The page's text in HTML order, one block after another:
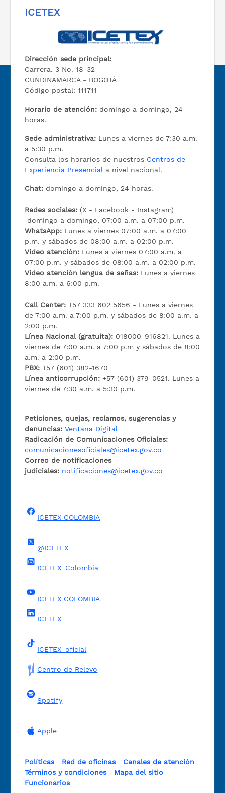
ICETEX
Dirección sede principal:
Carrera. 3 No. 18-32
CUNDINAMARCA - BOGOTÁ
Código postal: 111711
Horario de atención: domingo a domingo, 24
horas.
Sede administrativa: Lunes a viernes de 7:30 a.m.
a 5:30 p.m.
Consulta los horarios de nuestros Centros de
Experiencia Presencial a nivel nacional.
Chat: domingo a domingo, 24 horas.
Redes sociales: (X - Facebook - Instagram)
domingo a domingo, 07:00 a.m. a 07:00 p.m.
WhatsApp: Lunes a viernes 07:00 a.m. a 07:00
p.m. y sábados de 08:00 a.m. a 02:00 p.m.
Video atención: Lunes a viernes 07:00 a.m. a
07:00 p.m. y sábados de 08:00 a.m. a 02:00 p.m.
Video atención lengua de señas: Lunes a viernes
8:00 a.m. a 6:00 p.m.
Call Center:+57 333 602 5656 - Lunes a viernes
de 7:00 a.m. a 7:00 p.m. y sábados de 8:00 a.m. a
2:00 p.m.
Línea Nacional (gratuita): 018000-916821. Lunes a
viernes de 7:00 a.m. a 7:00 p.m y sábados de 8:00
a.m. a 2:00 p.m.
PBX:+57 (601) 382-1670
Línea anticorrupción:+57 (601) 379-0521. Lunes a
viernes de 7:30 a.m. a 5:30 p.m.
Peticiones, quejas, reclamos, sugerencias y
denuncias: Ventana Digital
Radicación de Comunicaciones Oficiales:
comunicacionesoficiales@icetex.gov.co
Correo de notificaciones
judiciales: notificaciones@icetex.gov.co
ICETEX COLOMBIA
@ICETEX
ICETEX_Colombia
ICETEX COLOMBIA
ICETEX
ICETEX_oficial
Centro de Relevo
Spotify
Apple
Políticas Red de oficinas
Canales de atención
Términos y condiciones
Mapa del sitio
Funcionarios